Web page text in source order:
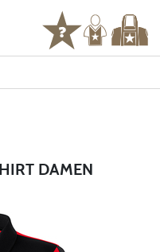
DAMEN